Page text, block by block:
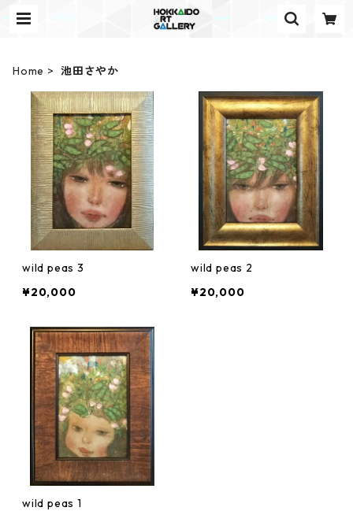
Home 池田さやか
wild peas 3
¥20,000
wild peas 2
¥20,000
wild peas 1